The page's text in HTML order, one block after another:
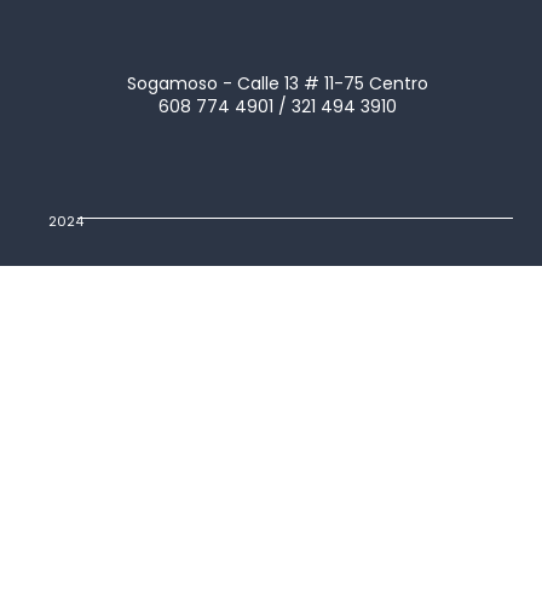
Sogamoso - Calle 13 # 11-75 Centro
608 774 4901 / 321 494 3910
2024